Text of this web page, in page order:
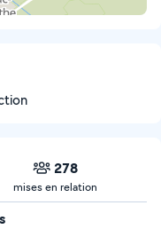
278
mises en relation